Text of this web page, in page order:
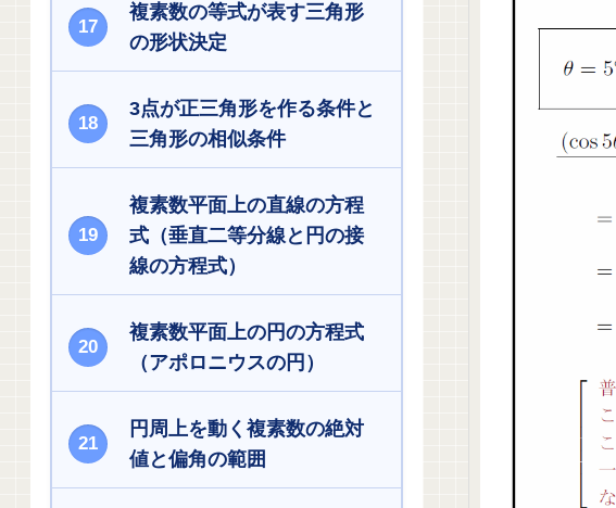
複素数の等式が表す三角形
の形状決定
3点が正三角形を作る条件と
三角形の相似条件
複素数平面上の直線の方程
式（垂直二等分線と円の接
線の方程式）
複素数平面上の円の方程式
（アポロニウスの円）
円周上を動く複素数の絶対
値と偏角の範囲